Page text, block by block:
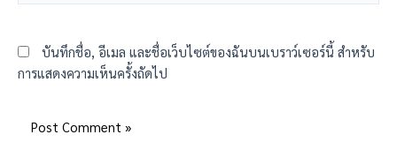
บันทึกชื่อ, อีเมล และชื่อเว็บไซต์ของฉันบนเบราว์เซอร์นี้ สำหรับ
การแสดงความเห็นครั้งถัดไป